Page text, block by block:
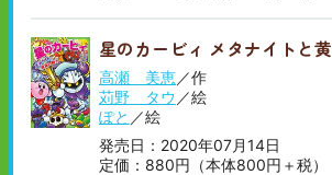
星のカービィ メタナイトと
高瀬 美恵／作
苅野 タウ ／絵
ぽと ／絵
発売日：2020年07月14日
定価：880円（本体800円＋税）